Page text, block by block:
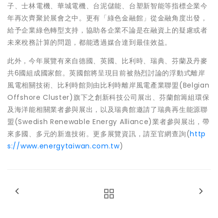
子、士林電機、華城電機、台泥儲能、台塑新智能等指標企業今
年再次齊聚於展會之中。更有「綠色金融館」從金融角度出發，
給予企業綠色轉型支持，協助各企業不論是在融資上的疑慮或者
未來稅務計算的問題，都能透過媒合達到最佳效益。
此外，今年展覽有來自德國、英國、比利時、瑞典、芬蘭及丹麥
共6國組成國家館。英國館將呈現目前被熱烈討論的浮動式離岸
風電相關技術、比利時館則由比利時離岸風電產業聯盟(Belgian
Offshore Cluster)旗下之創新科技公司展出、芬蘭館籌組環保
及海洋能相關業者參與展出，以及瑞典館邀請了瑞典再生能源聯
盟(Swedish Renewable Energy Alliance)業者參與展出，帶
來多國、多元的新進技術。更多展覽資訊，請至官網查詢(http
s://www.energytaiwan.com.tw)